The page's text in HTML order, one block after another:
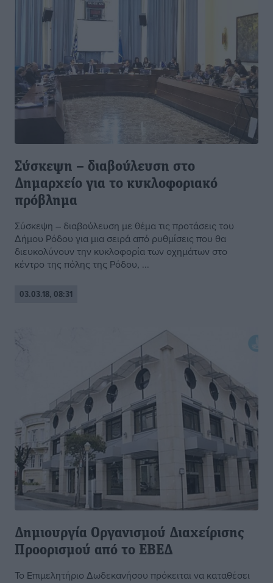
Σύσκεψη – διαβούλευση στο
Δημαρχείο για το κυκλοφοριακό
πρόβλημα
Σύσκεψη – διαβούλευση με θέμα τις προτάσεις του
Δήμου Ρόδου για μια σειρά από ρυθμίσεις που θα
διευκολύνουν την κυκλοφορία των οχημάτων στο
κέντρο της πόλης της Ρόδου, ...
03.03.18, 08:31
Δημιουργία Οργανισμού Διαχείρισης
Προορισμού από το ΕΒΕΔ
Το Επιμελητήριο Δωδεκανήσου πρόκειται να καταθέσει